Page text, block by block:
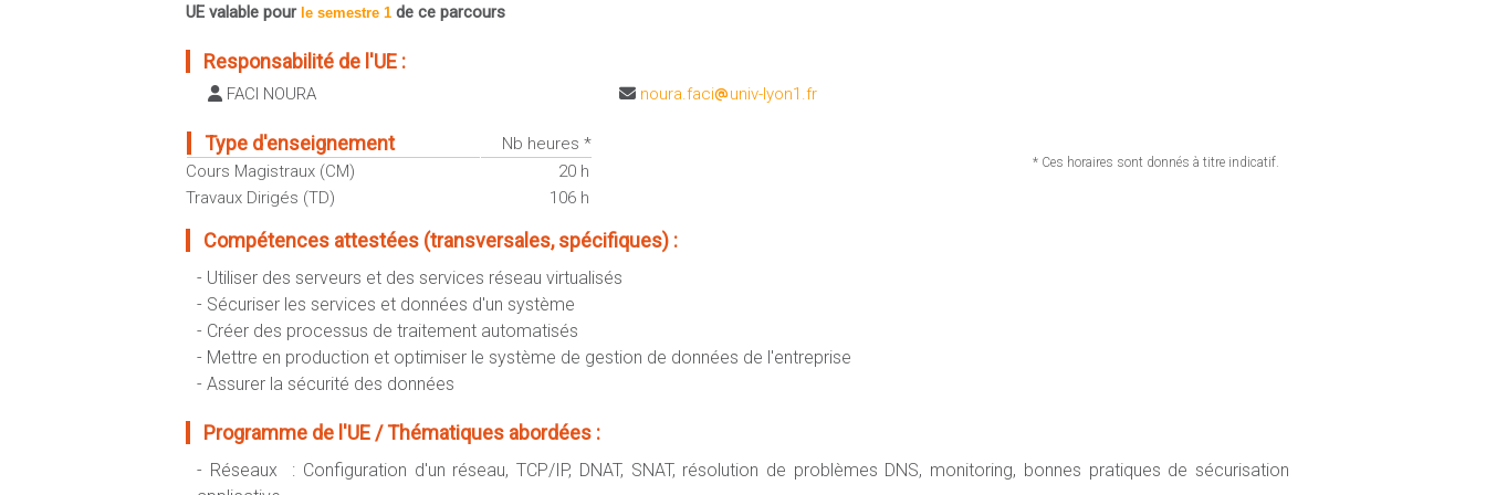
UE valable pour le semestre 1 de ce parcours
Responsabilité de l'UE :
FACI NOURA noura.faci univ-lyon1.fr
Type d'enseignement
Nb heures *
Cours Magistraux (CM)
20 h
Travaux Dirigés (TD)
106 h
* Ces horaires sont donnés à titre indicatif.
Compétences attestées (transversales, spécifiques) :
- Utiliser des serveurs et des services réseau virtualisés
- Sécuriser les services et données d'un système
- Créer des processus de traitement automatisés
- Mettre en production et optimiser le système de gestion de données de l'entreprise
- Assurer la sécurité des données
Programme de l'UE / Thématiques abordées :
- Réseaux : Configuration d'un réseau, TCP/IP, DNAT, SNAT, résolution de problèmes DNS, monitoring, bonnes pratiques de sécurisation